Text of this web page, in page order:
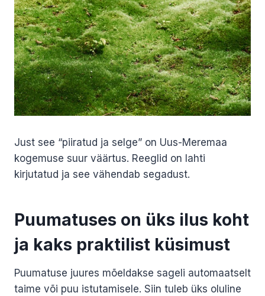
Just see “piiratud ja selge” on Uus-Meremaa
kogemuse suur väärtus. Reeglid on lahti
kirjutatud ja see vähendab segadust.
Puumatuses on üks ilus koht
ja kaks praktilist küsimust
Puumatuse juures mõeldakse sageli automaatselt
taime või puu istutamisele. Siin tuleb üks oluline